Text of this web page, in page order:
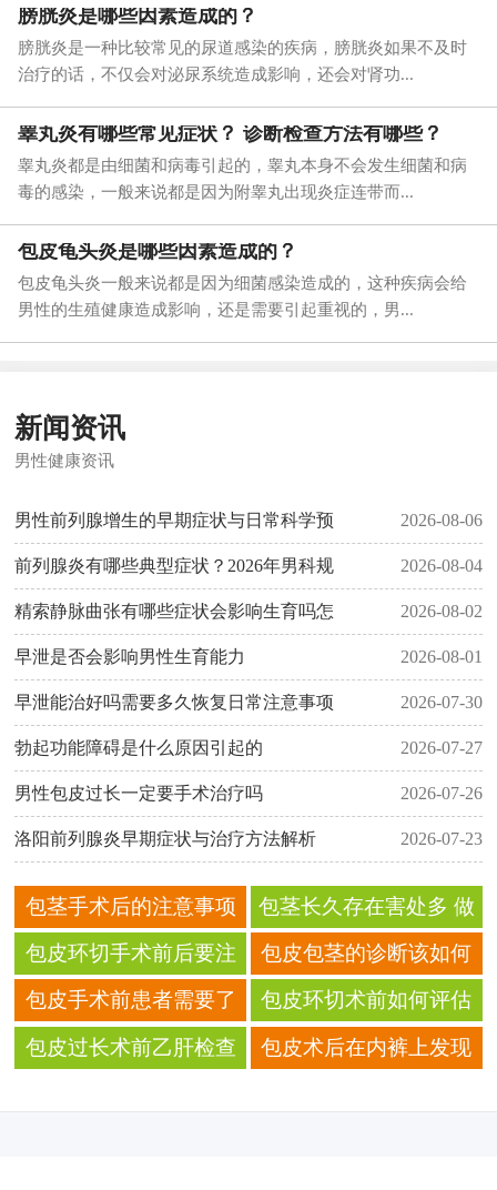
膀胱炎是哪些因素造成的？
膀胱炎是一种比较常见的尿道感染的疾病，膀胱炎如果不及时
治疗的话，不仅会对泌尿系统造成影响，还会对肾功...
睾丸炎有哪些常见症状？ 诊断检查方法有哪些？
睾丸炎都是由细菌和病毒引起的，睾丸本身不会发生细菌和病
毒的感染，一般来说都是因为附睾丸出现炎症连带而...
包皮龟头炎是哪些因素造成的？
包皮龟头炎一般来说都是因为细菌感染造成的，这种疾病会给
男性的生殖健康造成影响，还是需要引起重视的，男...
新闻资讯
男性健康资讯
男性前列腺增生的早期症状与日常科学预 2026-08-06
前列腺炎有哪些典型症状？2026年男科规 2026-08-04
精索静脉曲张有哪些症状会影响生育吗怎 2026-08-02
早泄是否会影响男性生育能力 2026-08-01
早泄能治好吗需要多久恢复日常注意事项 2026-07-30
勃起功能障碍是什么原因引起的 2026-07-27
男性包皮过长一定要手术治疗吗 2026-07-26
洛阳前列腺炎早期症状与治疗方法解析 2026-07-23
包茎手术后的注意事项
有哪些是需要进行预防
的
包茎长久存在害处多 做
包茎手术仅千元
包皮环切手术前后要注
意的问题
包皮包茎的诊断该如何
进行
包皮手术前患者需要了
解哪些关于麻醉复苏室
包皮环切术前如何评估
是否需做血气分析？
包皮过长术前乙肝检查
包皮术后在内裤上发现